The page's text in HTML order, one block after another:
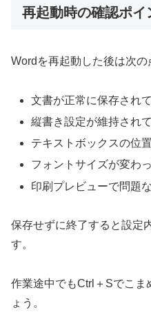
再起動時の確認ポイ
Wordを再起動した後は次の
文書が正常に保存され
縦書き設定が維持され
テキストボックスの位
フォントサイズが変わ
印刷プレビューで問題
保存せずに終了すると設定
す。
作業途中でもCtrl＋Sでこま
ょう。